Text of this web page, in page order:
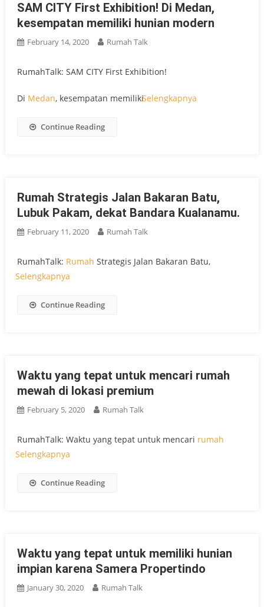
SAM CITY First Exhibition! Di Medan,
kesempatan memiliki hunian modern
February 14, 2020 Rumah Talk
RumahTalk: SAM CITY First Exhibition!
Di Medan, kesempatan memilikiSelengkapnya
Continue Reading
Rumah Strategis Jalan Bakaran Batu,
Lubuk Pakam, dekat Bandara Kualanamu.
February 11, 2020 Rumah Talk
RumahTalk: Rumah Strategis Jalan Bakaran Batu,
Selengkapnya
Continue Reading
Waktu yang tepat untuk mencari rumah
mewah di lokasi premium
February 5, 2020 Rumah Talk
RumahTalk: Waktu yang tepat untuk mencari rumah
Selengkapnya
Continue Reading
Waktu yang tepat untuk memiliki hunian
impian karena Samera Propertindo
January 30, 2020 Rumah Talk